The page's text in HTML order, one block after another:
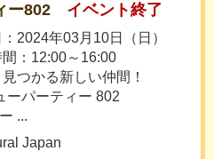
ー802
イベント終了
2024年03月10日（日）
間：12:00～16:00
つかる新しい仲間！
ーパーティー 802
...
Japan